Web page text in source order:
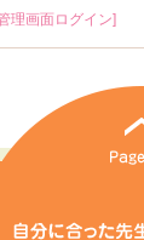
理画面ログイン]